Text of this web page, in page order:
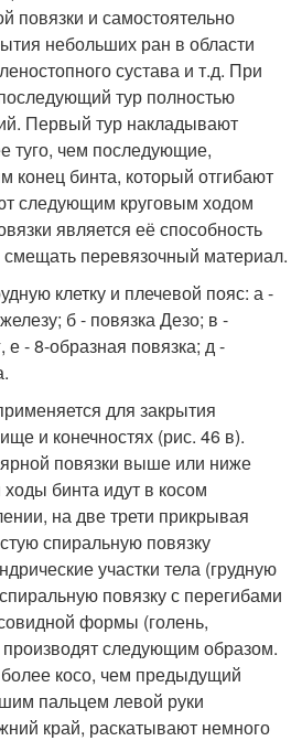
повязки и самостоятельно
небольших ран в области
сустава и т.д. При
тур полностью
Первый тур накладывают
туго, чем последующие,
конец бинта, который отгибают
следующим круговым ходом
является её способность
перевязочный материал.
клетку и плечевой пояс: а -
б - повязка Дезо; в -
е - 8-образная повязка; д -
для закрытия
и конечностях (рис. 46 в).
повязки выше или ниже
бинта идут в косом
на две трети прикрывая
спиральную повязку
участки тела (грудную
повязку с перегибами
формы (голень,
следующим образом.
косо, чем предыдущий
пальцем левой руки
край, раскатывают немного